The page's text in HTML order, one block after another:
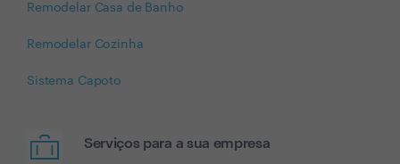
Remodelar Casa de Banho
Remodelar Cozinha
Sistema Capoto
Serviços para a sua empresa